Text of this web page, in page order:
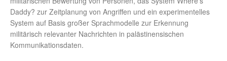
Daddy? zur Zeitplanung von Angriffen und ein experimentelles
System auf Basis großer Sprachmodelle zur Erkennung
militärisch relevanter Nachrichten in palästinensischen
Kommunikationsdaten.